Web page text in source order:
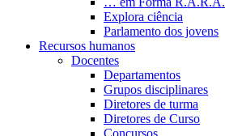
Explora ciência
Parlamento dos jovens
Recursos humanos
Docentes
Departamentos
Grupos disciplinares
Diretores de turma
Diretores de Curso
Concursos